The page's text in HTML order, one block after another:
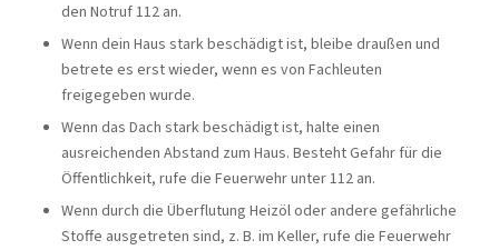
den Notruf 112 an.
Wenn dein Haus stark beschädigt ist, bleibe draußen und
betrete es erst wieder, wenn es von Fachleuten
freigegeben wurde.
Wenn das Dach stark beschädigt ist, halte einen
ausreichenden Abstand zum Haus. Besteht Gefahr für die
Öffentlichkeit, rufe die Feuerwehr unter 112 an.
Wenn durch die Überflutung Heizöl oder andere gefährliche
Stoffe ausgetreten sind, z. B. im Keller, rufe die Feuerwehr